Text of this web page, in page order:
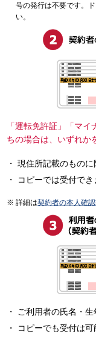
号の発行は不要です。
い。
「運転免許証」「マ
ちの場合は、いずれか
現住所記載のものに
コピーでは受付でき
詳細は契約者の本人確
ご利用者の氏名・生
コピーでも受付は可